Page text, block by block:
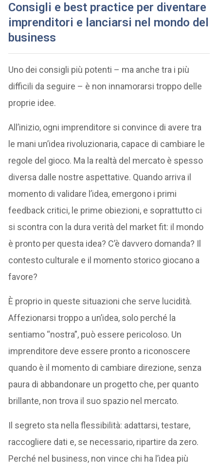
Consigli e best practice per diventare
imprenditori e lanciarsi nel mondo del
business
Uno dei consigli più potenti – ma anche tra i più
difficili da seguire – è non innamorarsi troppo delle
proprie idee.
All’inizio, ogni imprenditore si convince di avere tra
le mani un’idea rivoluzionaria, capace di cambiare le
regole del gioco. Ma la realtà del mercato è spesso
diversa dalle nostre aspettative. Quando arriva il
momento di validare l’idea, emergono i primi
feedback critici, le prime obiezioni, e soprattutto ci
si scontra con la dura verità del market fit: il mondo
è pronto per questa idea? C’è davvero domanda? Il
contesto culturale e il momento storico giocano a
favore?
È proprio in queste situazioni che serve lucidità.
Affezionarsi troppo a un’idea, solo perché la
sentiamo “nostra”, può essere pericoloso. Un
imprenditore deve essere pronto a riconoscere
quando è il momento di cambiare direzione, senza
paura di abbandonare un progetto che, per quanto
brillante, non trova il suo spazio nel mercato.
Il segreto sta nella flessibilità: adattarsi, testare,
raccogliere dati e, se necessario, ripartire da zero.
Perché nel business, non vince chi ha l’idea più